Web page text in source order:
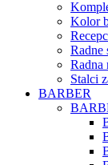
Kolor
Radne
Radna
Stalci
BARBER